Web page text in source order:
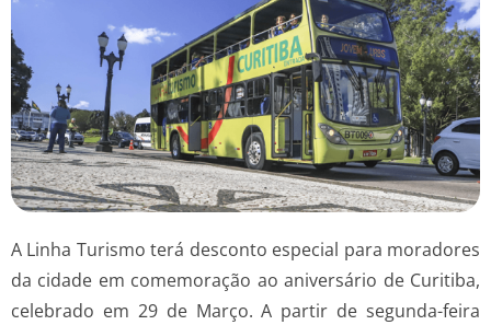
A Linha Turismo terá desconto especial para moradores
da cidade em comemoração ao aniversário de Curitiba,
celebrado em 29 de Março. A partir de segunda-feira